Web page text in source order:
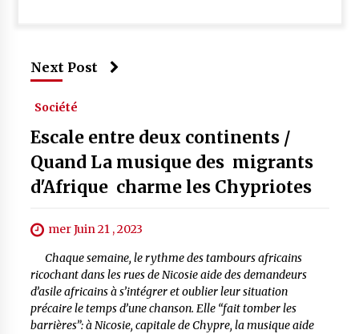
Next Post
Société
Escale entre deux continents /
Quand La musique des migrants
d'Afrique charme les Chypriotes
mer Juin 21 , 2023
Chaque semaine, le rythme des tambours africains
ricochant dans les rues de Nicosie aide des demandeurs
d’asile africains à s’intégrer et oublier leur situation
précaire le temps d’une chanson. Elle “fait tomber les
barrières”: à Nicosie, capitale de Chypre, la musique aide